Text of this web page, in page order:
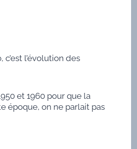
l’évolution des
et 1960 pour que la
époque, on ne parlait pas